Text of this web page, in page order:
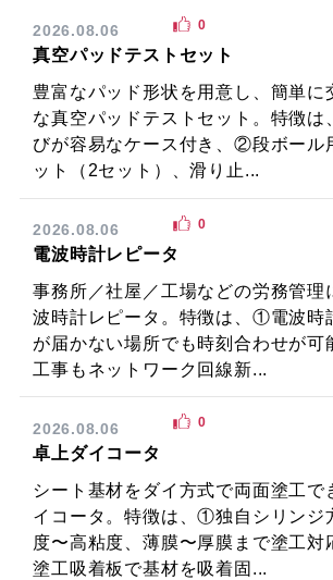
2026.08.06
真空パッドテストセット
豊富なパッド形状を用意し、簡単に
な真空パッドテストセット。特徴
びが容易なケース付き、②段ボール
ット（2セット）、滑り止...
0
2026.08.06
電波時計レピータ
事務所／社屋／工場などの労務管理
波時計レピータ。特徴は、①電波時
が届かない場所でも時刻合わせが
工事もネットワーク回線新...
0
2026.08.06
卓上ダイコータ
シート基材をダイ方式で両面塗工で
イコータ。特徴は、①独自シリンジ
度〜高粘度、薄膜〜厚膜まで塗工
塗工吸着板で基材を吸着固...
0